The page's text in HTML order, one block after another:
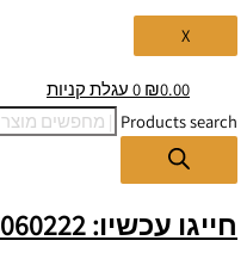
X
₪0.00
0 עגלת קניות
Products search
חייגו עכשיו: 046060222